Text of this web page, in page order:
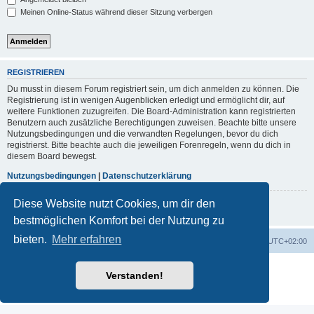
Diese Website nutzt Cookies, um dir den
bestmöglichen Komfort bei der Nutzung zu
bieten. Mehr erfahren
Verstanden!
Meinen Online-Status während dieser Sitzung verbergen
REGISTRIEREN
Du musst in diesem Forum registriert sein, um dich anmelden zu können. Die
Registrierung ist in wenigen Augenblicken erledigt und ermöglicht dir, auf
weitere Funktionen zuzugreifen. Die Board-Administration kann registrierten
Benutzern auch zusätzliche Berechtigungen zuweisen. Beachte bitte unsere
Nutzungsbedingungen und die verwandten Regelungen, bevor du dich
registrierst. Bitte beachte auch die jeweiligen Forenregeln, wenn du dich in
diesem Board bewegst.
Nutzungsbedingungen | Datenschutzerklärung
Registrieren
Portal Foren-Übersicht UTC+02:00
Powered by
® Forum Software © phpBB Limited
Deutsche Übersetzung durch
Datenschutz|Nutzungsbedingungen